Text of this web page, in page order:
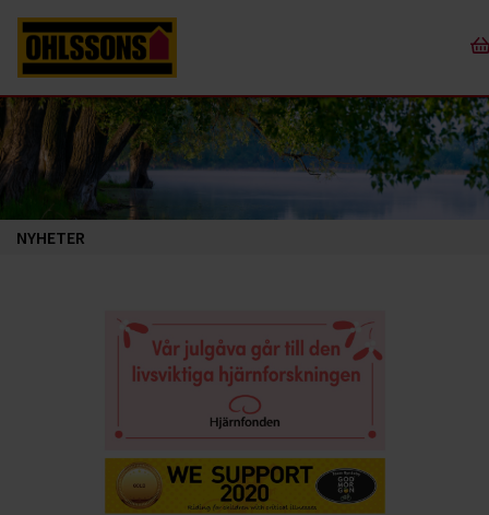
NYHETER